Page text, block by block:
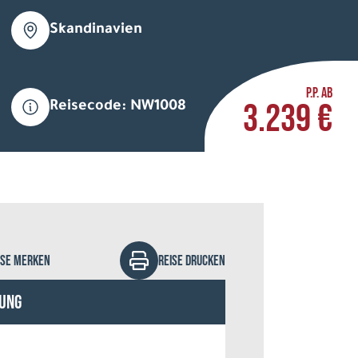
Skandinavien
Reisecode: NW1008
P.P. AB
3.239 €
MERKEN REISE DRUCKEN